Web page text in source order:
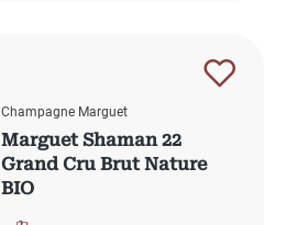
Champagne Marguet
Marguet Shaman 22
Grand Cru Brut Nature
BIO